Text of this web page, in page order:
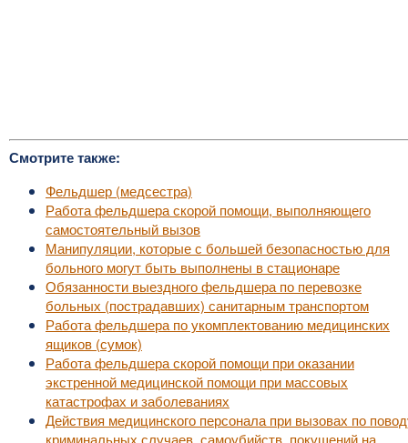
Смотрите также:
Фельдшер (медсестра)
Работа фельдшера скорой помощи, выполняющего
самостоятельный вызов
Манипуляции, которые с большей безопасностью для
больного могут быть выполнены в стационаре
Обязанности выездного фельдшера по перевозке
больных (пострадавших) санитарным транспортом
Работа фельдшера по укомплектованию медицинских
ящиков (сумок)
Работа фельдшера скорой помощи при оказании
экстренной медицинской помощи при массовых
катастрофах и заболеваниях
Действия медицинского персонала при вызовах по
криминальных случаев, самоубийств, покушений на